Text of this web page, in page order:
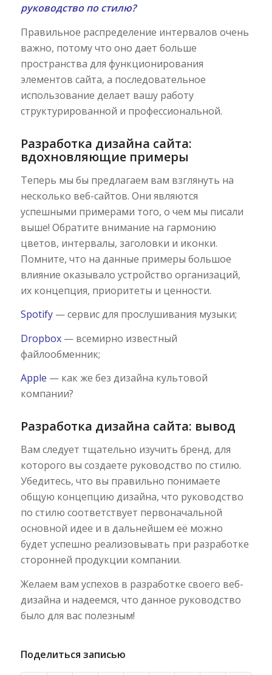
руководство по стилю?
Правильное распределение интервалов очень
важно, потому что оно дает больше
пространства для функционирования
элементов сайта, а последовательное
использование делает вашу работу
структурированной и профессиональной.
Разработка дизайна сайта:
вдохновляющие примеры
Теперь мы бы предлагаем вам взглянуть на
несколько веб-сайтов. Они являются
успешными примерами того, о чем мы писали
выше! Обратите внимание на гармонию
цветов, интервалы, заголовки и иконки.
Помните, что на данные примеры большое
влияние оказывало устройство организаций,
их концепция, приоритеты и ценности.
Spotify— сервис для прослушивания музыки;
Dropbox— всемирно известный
файлообменник;
Apple — как же без дизайна культовой
компании?
Разработка дизайна сайта: вывод
Вам следует тщательно изучить бренд, для
которого вы создаете руководство по стилю.
Убедитесь, что вы правильно понимаете
общую концепцию дизайна, что руководство
по стилю соответствует первоначальной
основной идее и в дальнейшем её можно
будет успешно реализовывать при разработке
сторонней продукции компании.
Желаем вам успехов в разработке своего веб-
дизайна и надеемся, что данное руководство
было для вас полезным!
Поделиться записью